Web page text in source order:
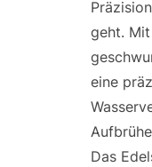
geht.
eine
Das